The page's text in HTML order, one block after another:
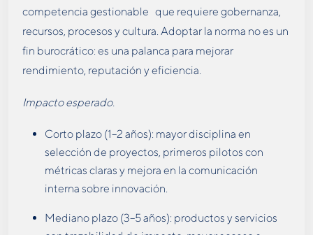
competencia gestionable que requiere gobernanza,
recursos, procesos y cultura. Adoptar la norma no es un
fin burocrático: es una palanca para mejorar
rendimiento, reputación y eficiencia.
Impacto esperado.
Corto plazo (1–2 años): mayor disciplina en
selección de proyectos, primeros pilotos con
métricas claras y mejora en la comunicación
interna sobre innovación.
Mediano plazo (3–5 años): productos y servicios